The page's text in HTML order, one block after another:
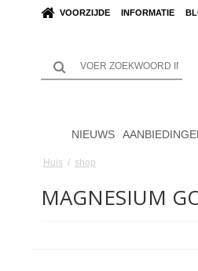
VOORZIJDE INFORMATIE
NIEUWS
Huis / shop
MAGNESIUM